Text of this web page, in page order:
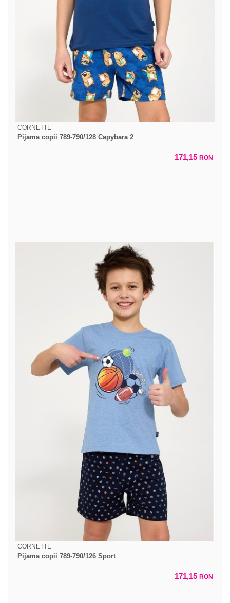
CORNETTE
Pijama copii 789-790/128 Capybara 2
171,15 RON
CORNETTE
Pijama copii 789-790/126 Sport
171,15 RON